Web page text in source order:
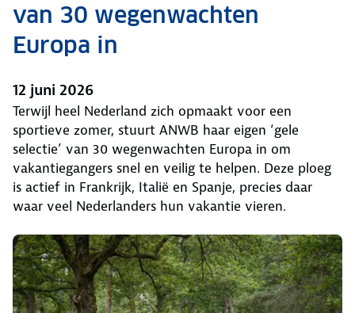
van 30 wegenwachten
Europa in
12 juni 2026
Terwijl heel Nederland zich opmaakt voor een
sportieve zomer, stuurt ANWB haar eigen ‘gele
selectie’ van 30 wegenwachten Europa in om
vakantiegangers snel en veilig te helpen. Deze ploeg
is actief in Frankrijk, Italië en Spanje, precies daar
waar veel Nederlanders hun vakantie vieren.